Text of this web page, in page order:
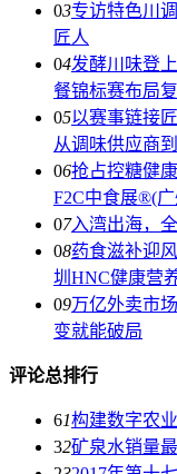
03专访特色川
匠人
04发酵川味登
餐锦标赛布局
05以赛事链接
从调味供应商
06抢占控糖健
F2C中食展®(
07入湾出海，
08药食滋补迎
圳HNC健康营
09万亿外卖市
变就能破局
评论总排行
61构建数字农
32矿泉水销量